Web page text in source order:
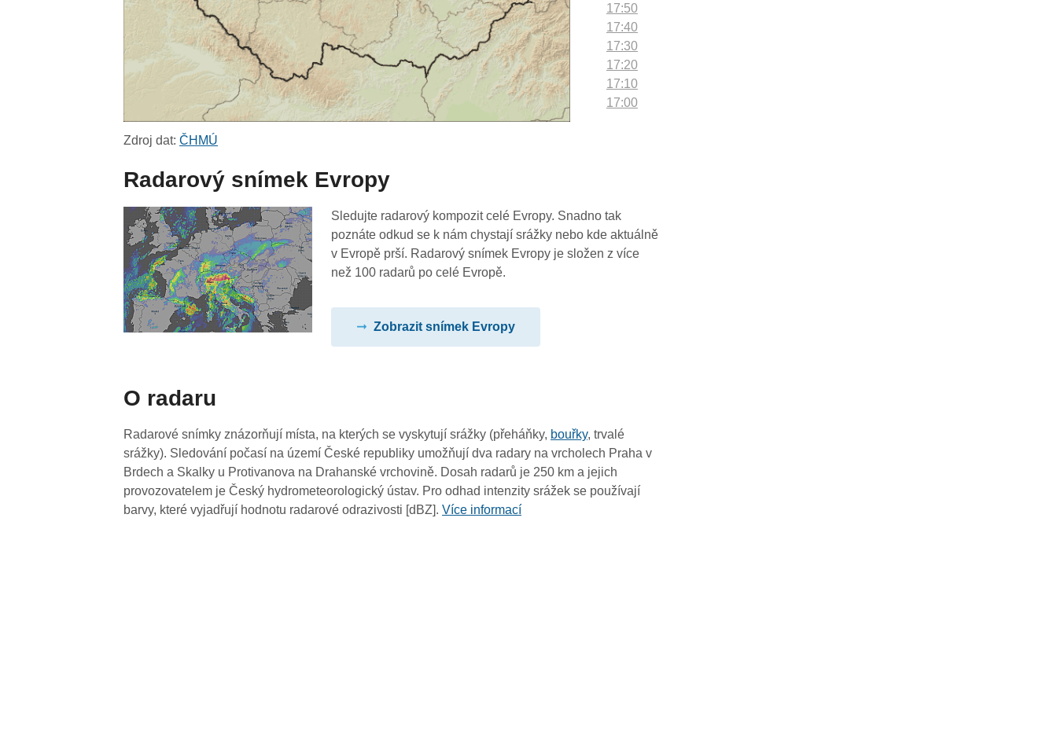
17:50
17:40
17:30
17:20
17:10
17:00
16:00
15:50
15:40
14:00
13:50
13:40
13:30
Zdroj dat:ČHMÚ
Radarový snímek Evropy
Sledujte radarový kompozit celé Evropy. Snadno tak
poznáte odkud se k nám chystají srážky nebo kde aktuálně
v Evropě prší. Radarový snímek Evropy je složen z více
než 100 radarů po celé Evropě.
Zobrazit snímek Evropy
O radaru
Radarové snímky znázorňují místa, na kterých se vyskytují srážky (přeháňky, bouřky, trvalé
srážky). Sledování počasí na území České republiky umožňují dva radary na vrcholech Praha v
Brdech a Skalky u Protivanova na Drahanské vrchovině. Dosah radarů je 250 km a jejich
provozovatelem je Český hydrometeorologický ústav. Pro odhad intenzity srážek se používají
barvy, které vyjadřují hodnotu radarové odrazivosti [dBZ].Více informací